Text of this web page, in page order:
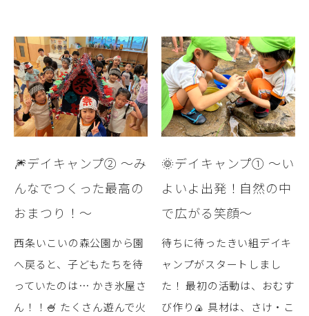
🎆デイキャンプ② ～み
んなでつくった最高の
おまつり！～
西条いこいの森公園から園
へ戻ると、子どもたちを待
っていたのは… かき氷屋さ
ん！！🍧 たくさん遊んで火
🌞デイキャンプ① ～い
よいよ出発！自然の中
で広がる笑顔～
待ちに待ったきい組デイキ
ャンプがスタートしまし
た！ 最初の活動は、おむす
び作り🍙 具材は、さけ・こ